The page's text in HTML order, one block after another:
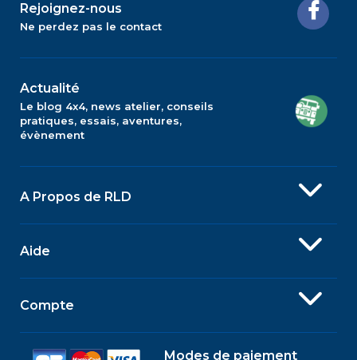
Rejoignez-nous
Ne perdez pas le contact
Actualité
Le blog 4x4, news atelier, conseils
pratiques, essais, aventures,
évènement
A Propos de RLD
Aide
Compte
Modes de paiement